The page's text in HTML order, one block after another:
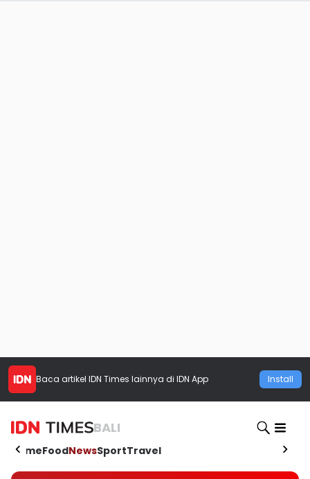
Baca artikel IDN Times lainnya di IDN App Install
BALI
HomeFoodNewsSportTravel